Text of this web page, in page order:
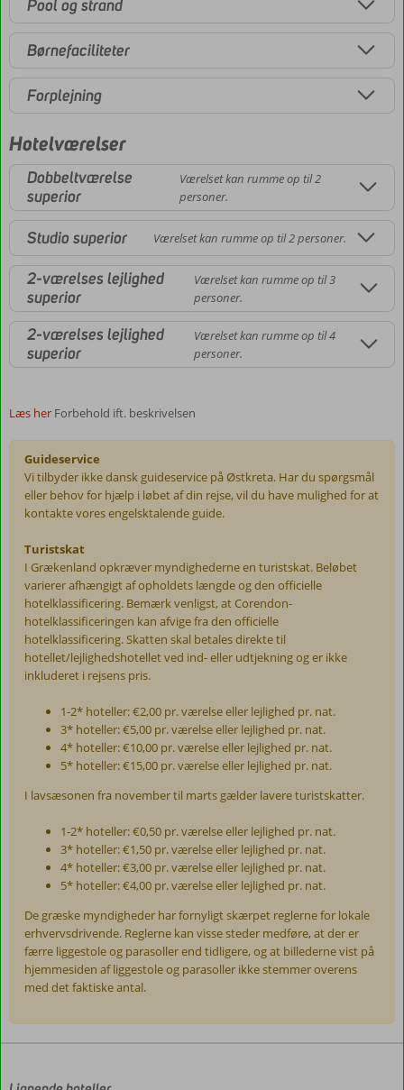
Pool og strand
Børnefaciliteter
Forplejning
Hotelværelser
Dobbeltværelse
superior
Værelset kan rumme op til 2
personer.
Studio superior Værelset kan rumme op til 2 personer.
2-værelses lejlighed
superior
Værelset kan rumme op til 3
personer.
2-værelses lejlighed
superior
Værelset kan rumme op til 4
personer.
Læs her Forbehold ift. beskrivelsen
Guideservice
Vi tilbyder ikke dansk guideservice på Østkreta. Har du spørgsmål
eller behov for hjælp i løbet af din rejse, vil du have mulighed for at
kontakte vores engelsktalende guide.
Turistskat
I Grækenland opkræver myndighederne en turistskat. Beløbet
varierer afhængigt af opholdets længde og den officielle
hotelklassificering. Bemærk venligst, at Corendon-
hotelklassificeringen kan afvige fra den officielle
hotelklassificering. Skatten skal betales direkte til
hotellet/lejlighedshotellet ved ind- eller udtjekning og er ikke
inkluderet i rejsens pris.
1-2* hoteller: €2,00 pr. værelse eller lejlighed pr. nat.
3* hoteller: €5,00 pr. værelse eller lejlighed pr. nat.
4* hoteller: €10,00 pr. værelse eller lejlighed pr. nat.
5* hoteller: €15,00 pr. værelse eller lejlighed pr. nat.
I lavsæsonen fra november til marts gælder lavere turistskatter.
1-2* hoteller: €0,50 pr. værelse eller lejlighed pr. nat.
3* hoteller: €1,50 pr. værelse eller lejlighed pr. nat.
4* hoteller: €3,00 pr. værelse eller lejlighed pr. nat.
5* hoteller: €4,00 pr. værelse eller lejlighed pr. nat.
De græske myndigheder har fornyligt skærpet reglerne for lokale
erhvervsdrivende. Reglerne kan visse steder medføre, at der er
færre liggestole og parasoller end tidligere, og at billederne vist på
hjemmesiden af liggestole og parasoller ikke stemmer overens
med det faktiske antal.